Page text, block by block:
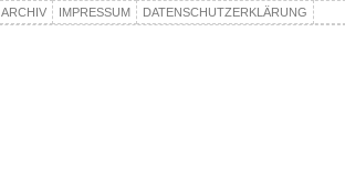
ARCHIV IMPRESSUM DATENSCHUTZERKLÄRUNG